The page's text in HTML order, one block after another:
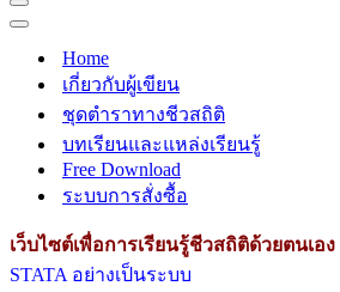
Navigation
Menu
Navigation
Home
เกี่ยวกับผู้เขียน
ชุดตำราทางชีวสถิติ
บทเรียนและแหล่งเรียนรู้
Free Download
ระบบการสั่งซื้อ
เว็บไซต์เพื่อการเรียนรู้ชีวสถิติด้วยตนเอง
STATA อย่างเป็นระบบ